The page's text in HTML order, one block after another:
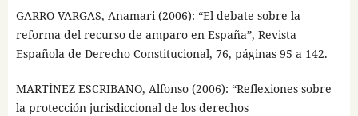
GARRO VARGAS, Anamari (2006): “El debate sobre la
reforma del recurso de amparo en España”, Revista
Española de Derecho Constitucional, 76, páginas 95 a 142.
MARTÍNEZ ESCRIBANO, Alfonso (2006): “Reflexiones sobre
la protección jurisdiccional de los derechos